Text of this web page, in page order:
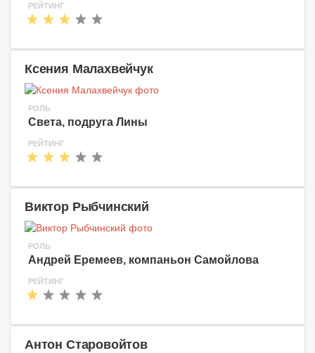
РЕЙТИНГ
Ксения Малахвейчук
РОЛЬ
Света, подруга Лины
РЕЙТИНГ
Виктор Рыбчинский
РОЛЬ
Андрей Еремеев, компаньон Самойлова
РЕЙТИНГ
Антон Старовойтов